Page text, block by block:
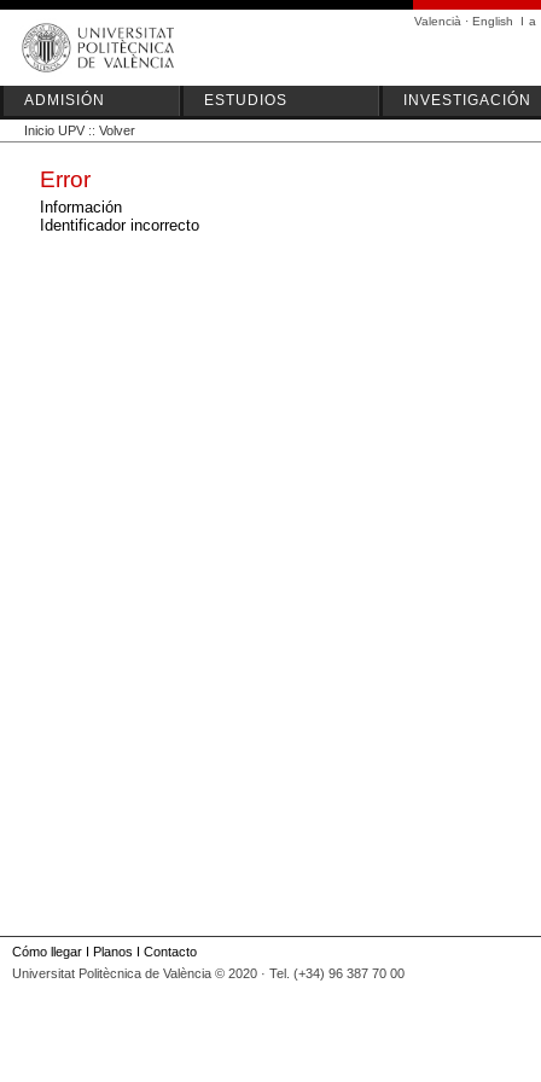
Valencià · English I a
ADMISIÓN ESTUDIOS INVESTIGACIÓN
Inicio UPV :: Volver
Error
Información
Identificador incorrecto
Cómo llegar I Planos I Contacto
Universitat Politècnica de València © 2020 · Tel. (+34) 96 387 70 00